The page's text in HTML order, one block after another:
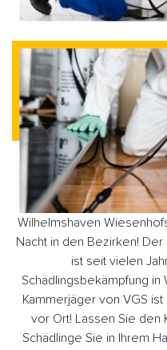
Wilhelmshaven
Nacht in den Bezirken!
ist seit vielen
Schädlingsbekämpfung
Kammerjäger von VGS
vor Ort! Lassen Sie den
Schädlinge Sie in Ihrem